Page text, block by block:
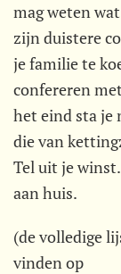
mag weten
zijn duistere
je familie te
confereren
het eind sta je
die van
Tel uit je
aan huis.
(de volledige
vinden op